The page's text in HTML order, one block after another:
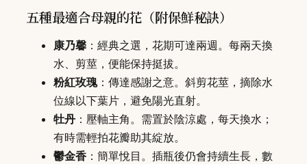
五種最適合母親的花（附保鮮秘訣）
康乃馨 ：經典之選，花期可達兩週。每兩天換
水、剪莖，便能保持挺拔。
粉紅玫瑰：傳達感謝之意。斜剪花莖，摘除水
位線以下葉片，避免陽光直射。
牡丹 ：壓軸主角。需置於陰涼處，每天換水；
有時需輕拍花瓣助其綻放。
鬱金香 ：簡單悅目。插瓶後仍會持續生長，數